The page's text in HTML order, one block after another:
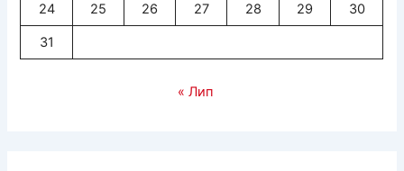
24 25 26 27 28 29 30
31
« Лип